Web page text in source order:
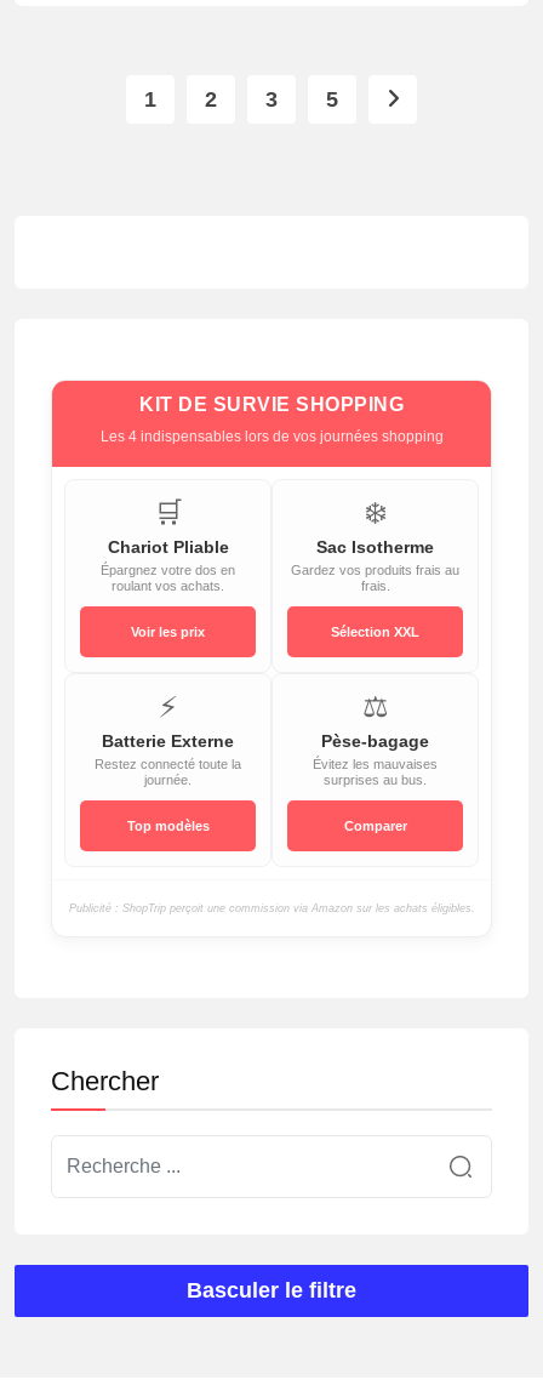
1 2 3 5
KIT DE SURVIE SHOPPING
Les 4 indispensables lors de vos journées shopping
🛒
Chariot Pliable
Épargnez votre dos en
roulant vos achats.
Voir les prix
❄️
Sac Isotherme
Gardez vos produits frais au
frais.
Sélection XXL
⚡
Batterie Externe
Restez connecté toute la
journée.
Top modèles
⚖️
Pèse-bagage
Évitez les mauvaises
surprises au bus.
Comparer
Publicité : ShopTrip perçoit une commission via Amazon sur les achats éligibles.
Chercher
Basculer le filtre